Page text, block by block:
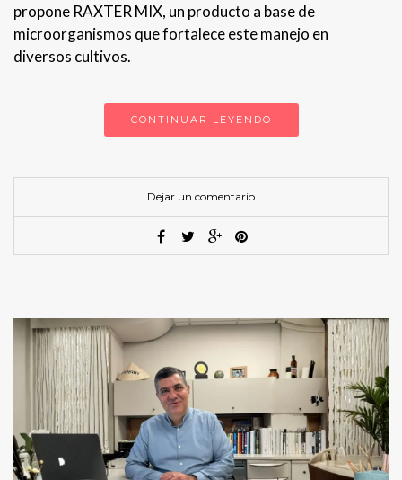
propone RAXTER MIX, un producto a base de
microorganismos que fortalece este manejo en
diversos cultivos.
CONTINUAR LEYENDO
Dejar un comentario